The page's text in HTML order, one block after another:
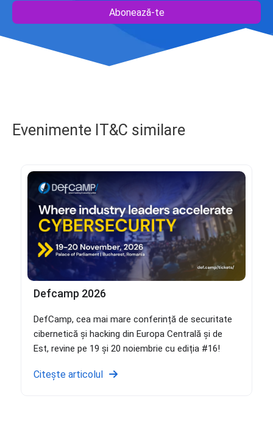
Abonează-te
Evenimente IT&C similare
Defcamp 2026
DefCamp, cea mai mare conferință de securitate
cibernetică și hacking din Europa Centrală și de
Est, revine pe 19 și 20 noiembrie cu ediția #16!
Citește articolul